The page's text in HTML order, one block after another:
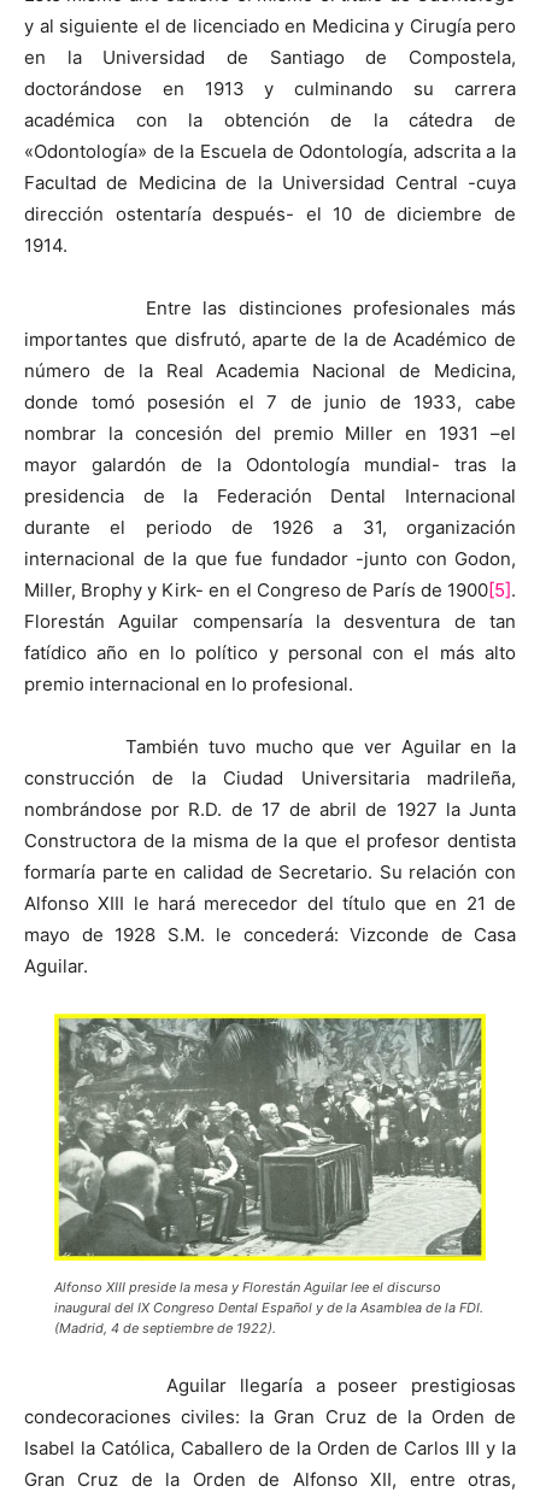
y al siguiente el de licenciado en Medicina y Cirugía pero
en la Universidad de Santiago de Compostela,
doctorándose en 1913 y culminando su carrera
académica con la obtención de la cátedra de
«Odontología» de la Escuela de Odontología, adscrita a la
Facultad de Medicina de la Universidad Central -cuya
dirección ostentaría después- el 10 de diciembre de
1914.
Entre las distinciones profesionales más
importantes que disfrutó, aparte de la de Académico de
número de la Real Academia Nacional de Medicina,
donde tomó posesión el 7 de junio de 1933, cabe
nombrar la concesión del premio Miller en 1931 –el
mayor galardón de la Odontología mundial- tras la
presidencia de la Federación Dental Internacional
durante el periodo de 1926 a 31, organización
internacional de la que fue fundador -junto con Godon,
Miller, Brophy y Kirk- en el Congreso de París de 1900[5].
Florestán Aguilar compensaría la desventura de tan
fatídico año en lo político y personal con el más alto
premio internacional en lo profesional.
También tuvo mucho que ver Aguilar en la
construcción de la Ciudad Universitaria madrileña,
nombrándose por R.D. de 17 de abril de 1927 la Junta
Constructora de la misma de la que el profesor dentista
formaría parte en calidad de Secretario. Su relación con
Alfonso XIII le hará merecedor del título que en 21 de
mayo de 1928 S.M. le concederá: Vizconde de Casa
Aguilar.
Alfonso XIII preside la mesa y Florestán Aguilar lee el discurso
inaugural del IX Congreso Dental Español y de la Asamblea de la FDI.
(Madrid, 4 de septiembre de 1922).
Aguilar llegaría a poseer prestigiosas
condecoraciones civiles: la Gran Cruz de la Orden de
Isabel la Católica, Caballero de la Orden de Carlos III y la
Gran Cruz de la Orden de Alfonso XII, entre otras,